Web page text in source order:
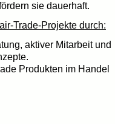
sie dauerhaft.
Trade-Projekte durch:
aktiver Mitarbeit und
Produkten im Handel